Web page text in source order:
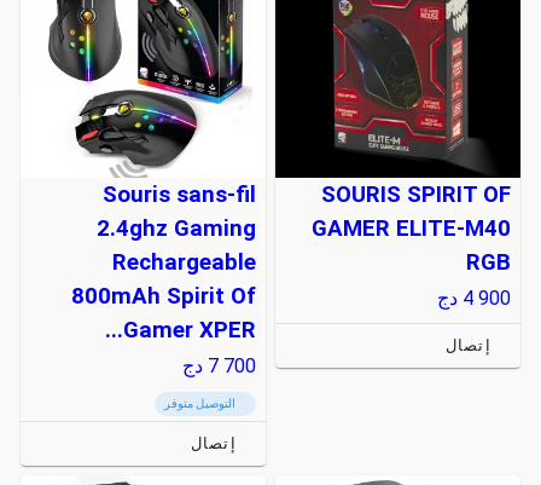
SOURIS SPIRIT OF
GAMER ELITE-M40
RGB
4 900 دج
إتصال
Souris sans-fil
2.4ghz Gaming
Rechargeable
800mAh Spirit Of
Gamer XPER...
7 700 دج
التوصيل متوفر
إتصال